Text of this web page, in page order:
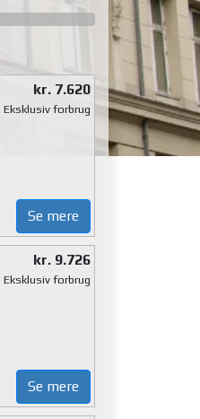
kr. 7.620
Eksklusiv forbrug
Se mere
kr. 9.726
Eksklusiv forbrug
Se mere